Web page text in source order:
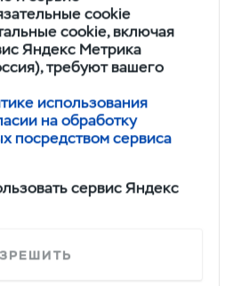
можно
в личном
уточнить
Европлана.
в дилерских
ЛК Европлан.
cookie
cookie, включая
Яндекс Метрика
требуют вашего
использования
на обработку
посредством сервиса
сервис Яндекс